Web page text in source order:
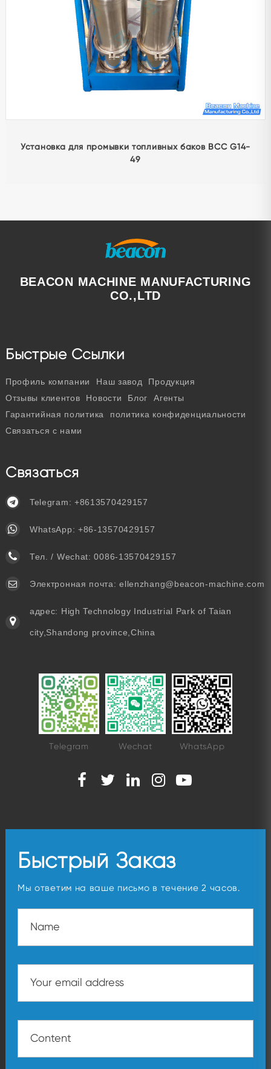
G4-51 Инструмент для снятия сетки клапана насоса
CAT
BEACON MACHINE MANUFACTURING
CO.,LTD
Быстрые Ссылки
Профиль компании Наш завод
Продукция
Отзывы клиентов
Новости Блог
Агенты
Гарантийная политика
политика конфиденциальности
Связаться с нами
Связаться
Telegram: +8613570429157
WhatsApp: +86-13570429157
Тел. / Wechat:0086-13570429157
Электронная почта:ellenzhang@beacon-machine.com
адрес: High Technology Industrial Park of Taian
city,Shandong province,China
Telegram Wechat WhatsApp
Быстрый Заказ
Мы ответим на ваше письмо в течение 2 часов.